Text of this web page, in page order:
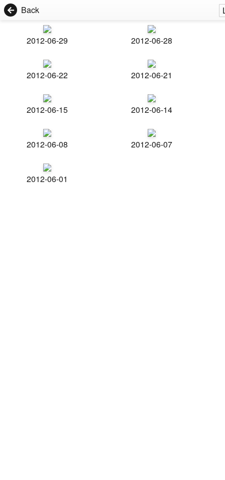
Back
2012-06-29 2012-06-28
2012-06-22 2012-06-21
2012-06-15 2012-06-14
2012-06-08 2012-06-07
2012-06-01